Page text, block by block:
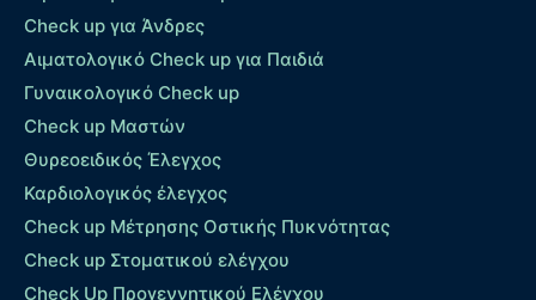
Check up για Άνδρες
Αιματολογικό Check up για Παιδιά
Γυναικολογικό Check up
Check up Μαστών
Θυρεοειδικός Έλεγχος
Καρδιολογικός έλεγχος
Check up Mέτρησης Οστικής Πυκνότητας
Check up Στοματικού ελέγχου
Check Up Προγεννητικού Ελέγχου